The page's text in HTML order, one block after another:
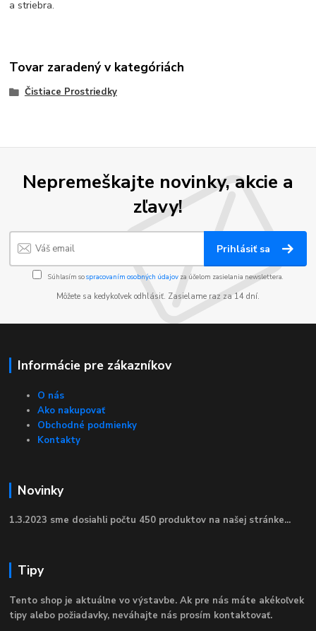
a striebra.
Tovar zaradený v kategóriách
Čistiace Prostriedky
Nepremeškajte novinky, akcie a
zľavy!
Prihlásiť sa
Súhlasím sospracovaním osobných údajov za účelom zasielania newslettera.
Môžete sa kedykoľvek odhlásiť. Zasielame raz za 14 dní.
Informácie pre zákazníkov
O nás
Ako nakupovať
Obchodné podmienky
Kontakty
Novinky
1.3.2023 sme dosiahli počtu 450 produktov na našej stránke...
Tipy
Tento shop je aktuálne vo výstavbe. Ak pre nás máte akékoľvek
tipy alebo požiadavky, neváhajte nás prosím kontaktovať.